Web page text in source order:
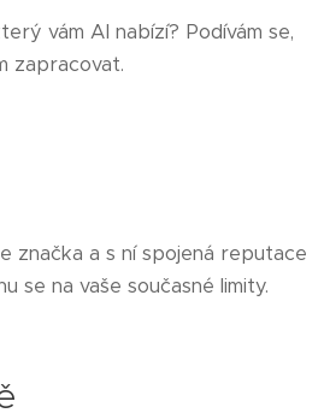
vám AI nabízí? Podívám se,
zapracovat.
značka a s ní spojená reputace
se na vaše současné limity.